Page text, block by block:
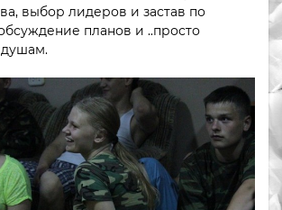
выбор лидеров и застав по
планов и ..просто